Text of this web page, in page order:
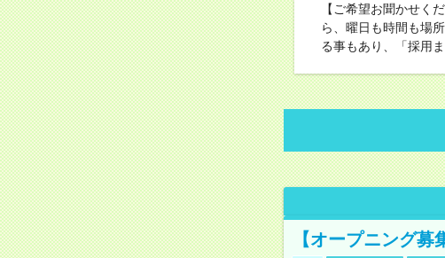
【ご希望お聞かせく
ら、曜日も時間も場
る事もあり、「採用
【オープニング